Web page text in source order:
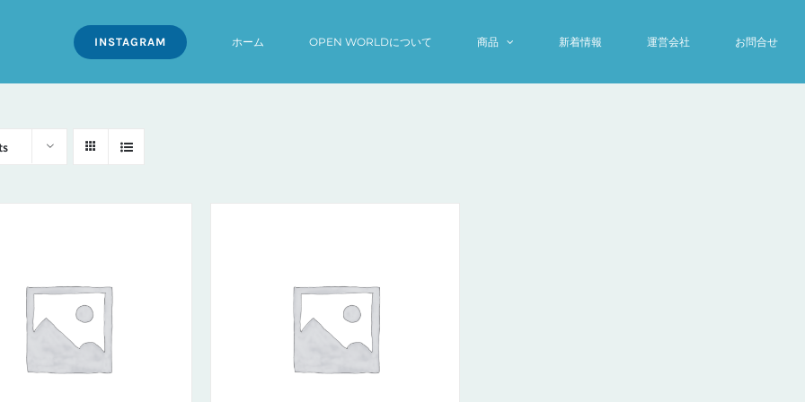
INSTAGRAM ホーム OPEN WORLDについて 商品 新着情報 運営会社 お問合せ